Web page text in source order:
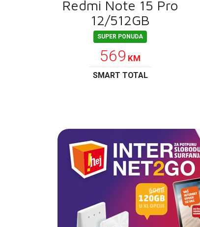
Redmi Note 15 Pro
12/512GB
SUPER PONUDA
569 KM
SMART TOTAL